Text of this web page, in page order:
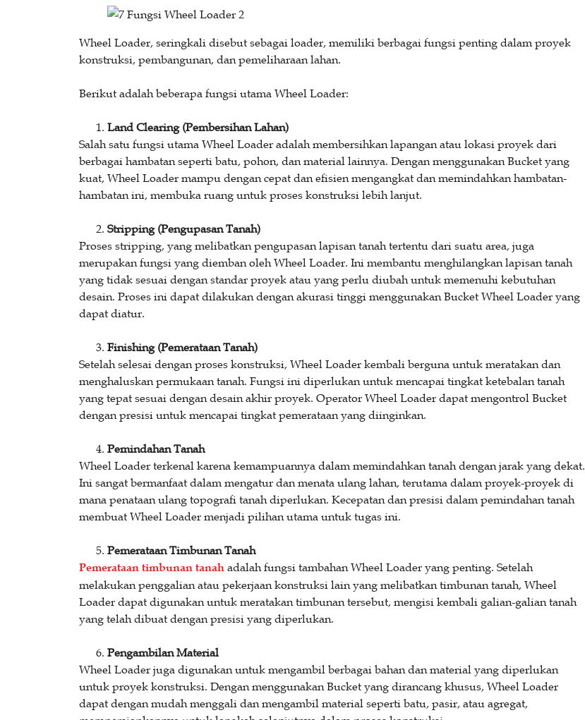
Wheel Loader, seringkali disebut sebagai loader, memiliki berbagai fungsi penting dalam proyek
konstruksi, pembangunan, dan pemeliharaan lahan.
Berikut adalah beberapa fungsi utama Wheel Loader:
Land Clearing (Pembersihan Lahan)
Salah satu fungsi utama Wheel Loader adalah membersihkan lapangan atau lokasi proyek dari
berbagai hambatan seperti batu, pohon, dan material lainnya. Dengan menggunakan Bucket yang
kuat, Wheel Loader mampu dengan cepat dan efisien mengangkat dan memindahkan hambatan-
hambatan ini, membuka ruang untuk proses konstruksi lebih lanjut.
Stripping (Pengupasan Tanah)
Proses stripping, yang melibatkan pengupasan lapisan tanah tertentu dari suatu area, juga
merupakan fungsi yang diemban oleh Wheel Loader. Ini membantu menghilangkan lapisan tanah
yang tidak sesuai dengan standar proyek atau yang perlu diubah untuk memenuhi kebutuhan
desain. Proses ini dapat dilakukan dengan akurasi tinggi menggunakan Bucket Wheel Loader yang
dapat diatur.
Finishing (Pemerataan Tanah)
Setelah selesai dengan proses konstruksi, Wheel Loader kembali berguna untuk meratakan dan
menghaluskan permukaan tanah. Fungsi ini diperlukan untuk mencapai tingkat ketebalan tanah
yang tepat sesuai dengan desain akhir proyek. Operator Wheel Loader dapat mengontrol Bucket
dengan presisi untuk mencapai tingkat pemerataan yang diinginkan.
Pemindahan Tanah
Wheel Loader terkenal karena kemampuannya dalam memindahkan tanah dengan jarak yang dekat.
Ini sangat bermanfaat dalam mengatur dan menata ulang lahan, terutama dalam proyek-proyek di
mana penataan ulang topografi tanah diperlukan. Kecepatan dan presisi dalam pemindahan tanah
membuat Wheel Loader menjadi pilihan utama untuk tugas ini.
Pemerataan Timbunan Tanah
Pemerataan timbunan tanah adalah fungsi tambahan Wheel Loader yang penting. Setelah
melakukan penggalian atau pekerjaan konstruksi lain yang melibatkan timbunan tanah, Wheel
Loader dapat digunakan untuk meratakan timbunan tersebut, mengisi kembali galian-galian tanah
yang telah dibuat dengan presisi yang diperlukan.
Pengambilan Material
Wheel Loader juga digunakan untuk mengambil berbagai bahan dan material yang diperlukan
untuk proyek konstruksi. Dengan menggunakan Bucket yang dirancang khusus, Wheel Loader
dapat dengan mudah menggali dan mengambil material seperti batu, pasir, atau agregat,